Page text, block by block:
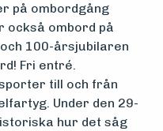
på ombordgång
också ombord på
100-årsjubilaren
Fri entré.
till och från
Under den 29-
hur det såg